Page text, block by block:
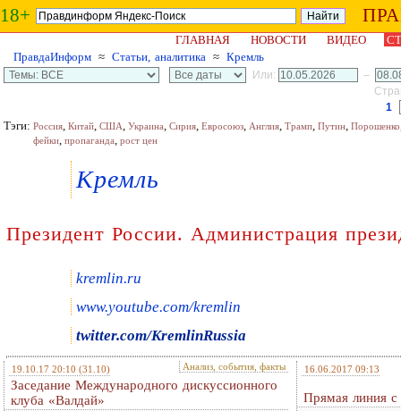
18+
ГЛАВНАЯ НОВОСТИ ВИДЕО
ПравдаИнформ ≈ Статьи, аналитика ≈ Кремль
Или:
–
1
Тэги: Россия, Китай, США, Украина, Сирия, Евросоюз, Англия, Трамп, Путин, Порошенко
фейки, пропаганда, рост цен
Кремль
Президент России. Администрация
kremlin.ru
www.youtube.com/kremlin
twitter.com/KremlinRussia
19.10.17 20:10 (31.10) Анализ, события, факты
Заседание Международного дискуссионного
клуба «Валдай»
16.06.2017 09:13
Прямая линия